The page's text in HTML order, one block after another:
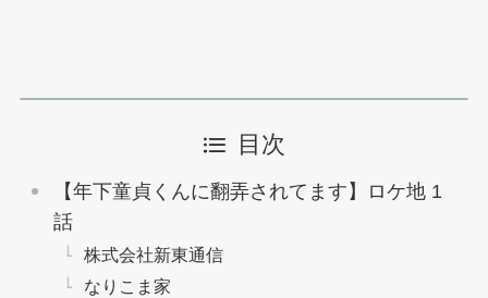
目次
【年下童貞くんに翻弄されてます】ロケ地 1
話
株式会社新東通信
なりこま家